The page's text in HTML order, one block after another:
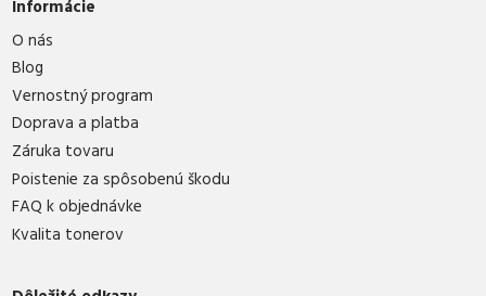
Informácie
O nás
Blog
Vernostný program
Doprava a platba
Záruka tovaru
Poistenie za spôsobenú škodu
FAQ k objednávke
Kvalita tonerov